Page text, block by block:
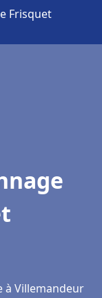
Frisquet
Villemandeur